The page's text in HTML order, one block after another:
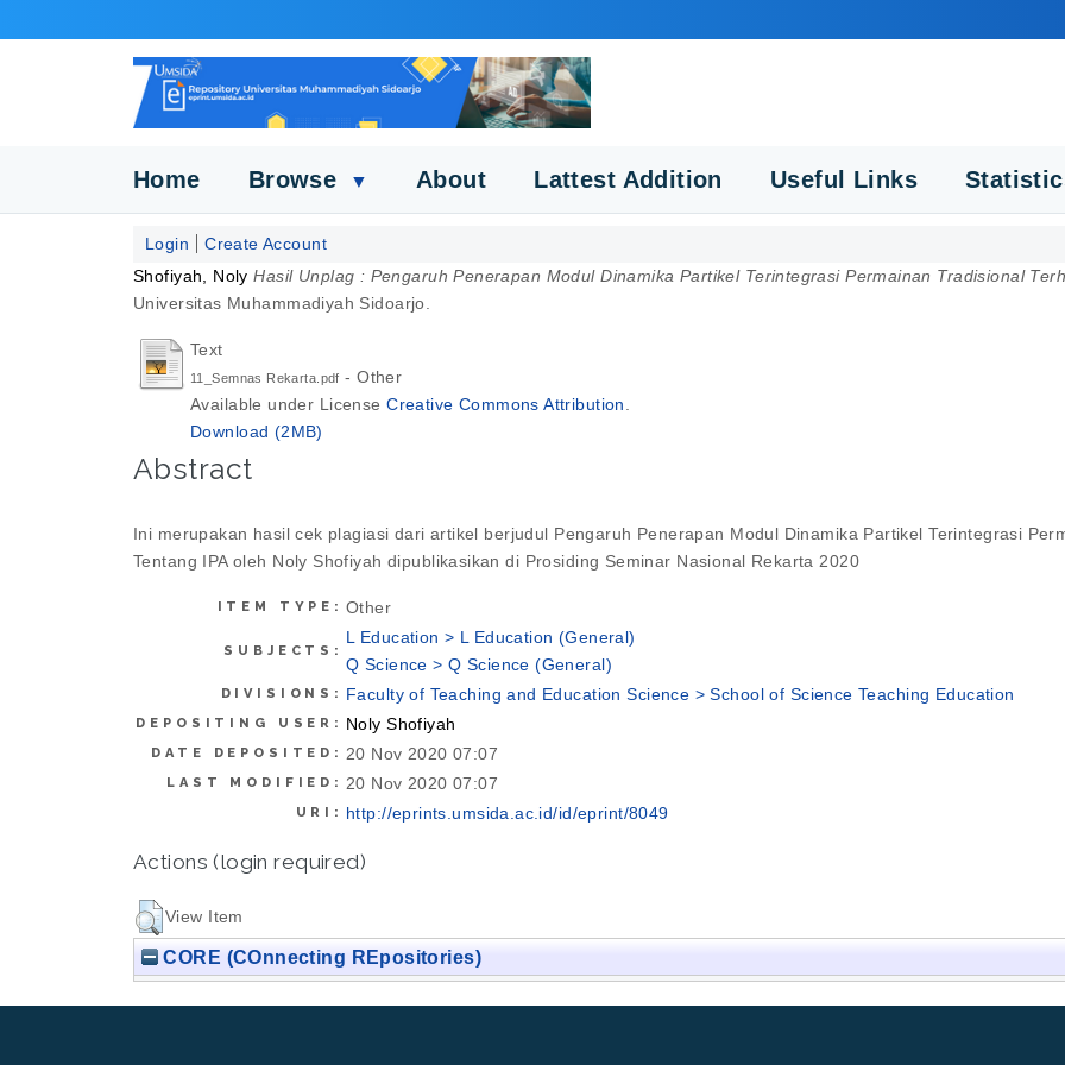
Home Browse ▼ About Lattest Addition Useful Links
Login
Create Account
Shofiyah, Noly Hasil Unplag : Pengaruh Penerapan Modul Dinamika Partikel Terintegrasi Permainan Tradisional
Universitas Muhammadiyah Sidoarjo.
Text
11_Semnas Rekarta.pdf - Other
Available under LicenseCreative Commons Attribution
Download (2MB)
Abstract
Ini merupakan hasil cek plagiasi dari artikel berjudul Pengaruh Penerapan Modul Dinamika Partikel Terintegrasi
Tentang IPA oleh Noly Shofiyah dipublikasikan di Prosiding Seminar Nasional Rekarta 2020
ITEM TYPE: Other
SUBJECTS:
L Education > L Education (General)
Q Science > Q Science (General)
DIVISIONS: Faculty of Teaching and Education Science > School of Science Teaching Education
DEPOSITING USER: Noly Shofiyah
DATE DEPOSITED: 20 Nov 2020 07:07
LAST MODIFIED: 20 Nov 2020 07:07
URI: http://eprints.umsida.ac.id/id/eprint/8049
Actions (login required)
View Item
CORE (COnnecting REpositories)